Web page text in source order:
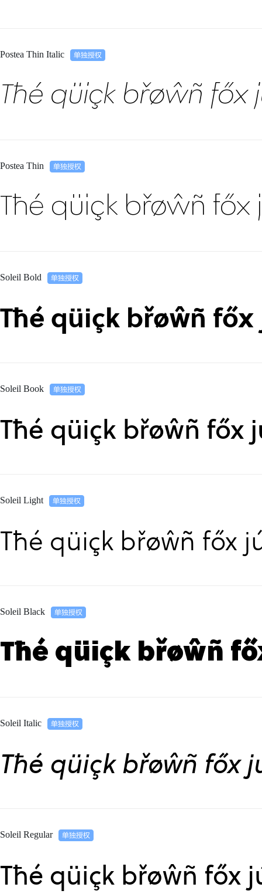
Postea Thin Italic
Tħé qüiçk břøŵñ főx
Postea Thin
Tħé qüiçk břøŵñ főx
Soleil Bold
Tħé qüiçk břøŵñ főx
Soleil Book
Tħé qüiçk břøŵñ főx
Soleil Light
Tħé qüiçk břøŵñ főx
Soleil Black
Tħé qüiçk břøŵñ
Soleil Italic
Tħé qüiçk břøŵñ főx
Soleil Regular
Tħé qüiçk břøŵñ főx